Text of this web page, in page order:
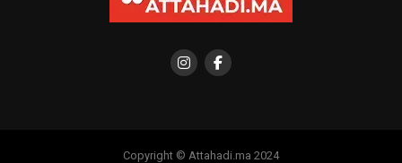
Copyright © Attahadi.ma 2024